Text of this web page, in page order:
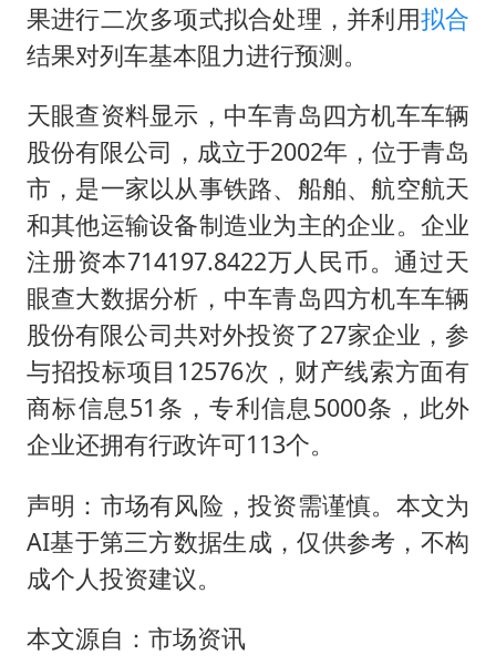
果进行二次多项式拟合处理，并利用拟合
结果对列车基本阻力进行预测。
天眼查资料显示，中车青岛四方机车车辆
股份有限公司，成立于2002年，位于青岛
市，是一家以从事铁路、船舶、航空航天
和其他运输设备制造业为主的企业。企业
注册资本714197.8422万人民币。通过天
眼查大数据分析，中车青岛四方机车车辆
股份有限公司共对外投资了27家企业，参
与招投标项目12576次，财产线索方面有
商标信息51条，专利信息5000条，此外
企业还拥有行政许可113个。
声明：市场有风险，投资需谨慎。本文为
AI基于第三方数据生成，仅供参考，不构
成个人投资建议。
本文源自：市场资讯